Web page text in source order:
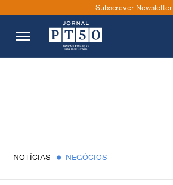
Subscrever Newsletter
NOTÍCIAS NEGÓCIOS